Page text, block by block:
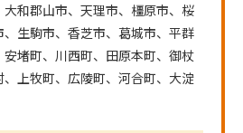
和郡山市、天理市、橿原市、桜
生駒市、香芝市、葛城市、平群
堵町、川西町、田原本町、御杖
上牧町、広陵町、河合町、大淀